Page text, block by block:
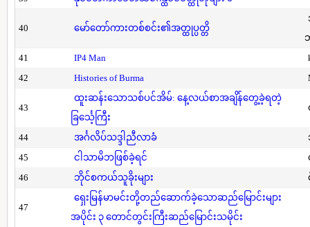
40 မော်တော်ကားတစ်စင်း၏အတ္ထုပ္ပတ္တိ
41
IP4 Man
42
Histories of Burma
43
ထူးဆန်းသောသစ်ပင်အိမ်: နေ့လယ်စာအချိန်တွေ့ခဲ့ရတဲ့
ခြင်္သေ့ကြီး
44 အင်္ဂလိပ်သဒ္ဒါညီလာခံ
45
ငါသာမိဘဖြစ်ခဲ့ရင်
46
ဘိုင်စကယ်သူခိုးများ
47
ရှေးမြန်မာမင်းတို့တည်ဆောက်ခဲ့သောဆည်မြောင်းများ
အပိုင်း ၃ တောင်တွင်းကြီးဆည်မြောင်းသမိုင်း